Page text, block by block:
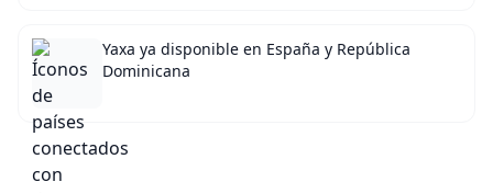
Yaxa ya disponible en España y República
Dominicana